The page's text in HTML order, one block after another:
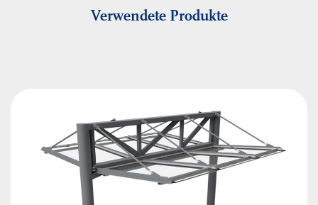
Verwendete Produkte